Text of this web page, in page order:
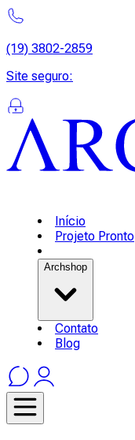
(19) 3802-2859
Site seguro:
Início
Projeto Pronto
Archshop
Contato
Blog